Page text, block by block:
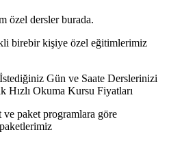
özel dersler burada.
birebir kişiye özel eğitimlerimiz
Gün ve Saate Derslerinizi
Hızlı Okuma Kursu Fiyatları
ve paket programlara göre